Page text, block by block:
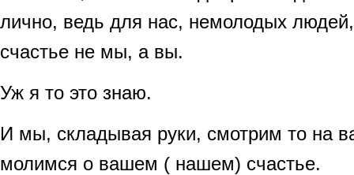
лично, ведь для нас, немолодых
счастье не мы, а вы.
Уж я то это знаю.
И мы, складывая руки, смотрим то на
молимся о вашем ( нашем) счастье.